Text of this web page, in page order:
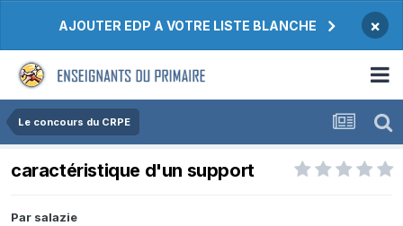
AJOUTER EDP A VOTRE LISTE BLANCHE ×
Le concours du CRPE
caractéristique d'un support
Par salazie